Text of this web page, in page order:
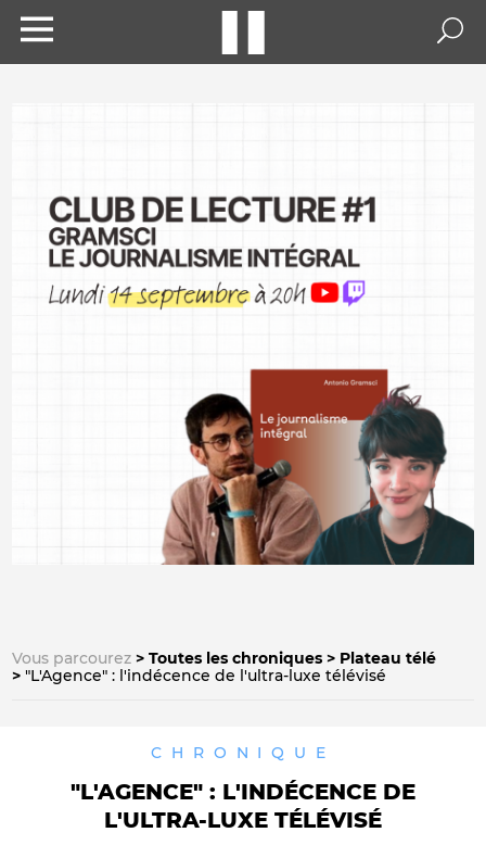
Vous parcourez Toutes les chroniques
Plateau télé
"L'Agence" : l'indécence de l'ultra-luxe télévisé
CHRONIQUE
"L'AGENCE" : L'INDÉCENCE DE
L'ULTRA-LUXE TÉLÉVISÉ